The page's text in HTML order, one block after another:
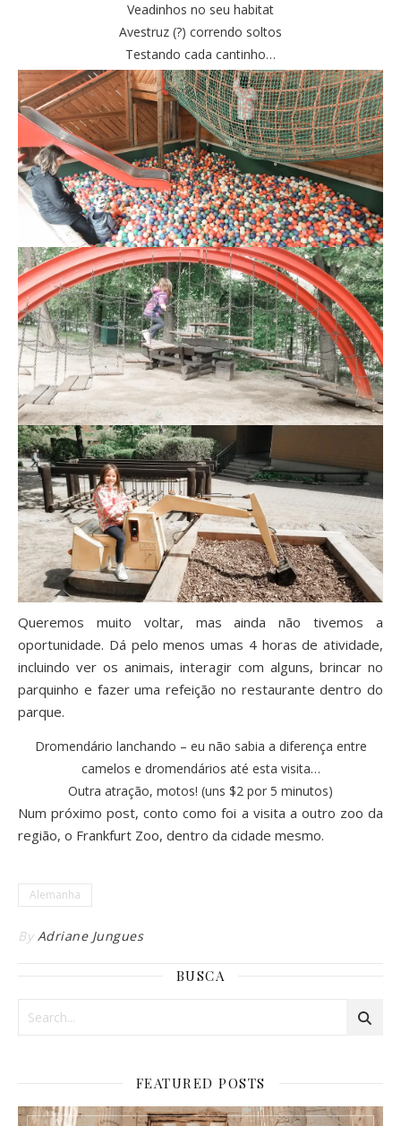
Veadinhos no seu habitat
Avestruz (?) correndo soltos
Testando cada cantinho…
Queremos muito voltar, mas ainda não tivemos a
oportunidade. Dá pelo menos umas 4 horas de atividade,
incluindo ver os animais, interagir com alguns, brincar no
parquinho e fazer uma refeição no restaurante dentro do
parque.
Dromendário lanchando – eu não sabia a diferença entre
camelos e dromendários até esta visita…
Outra atração, motos! (uns $2 por 5 minutos)
Num próximo post, conto como foi a visita a outro zoo da
região, o Frankfurt Zoo, dentro da cidade mesmo.
Alemanha
By Adriane Jungues
BUSCA
FEATURED POSTS